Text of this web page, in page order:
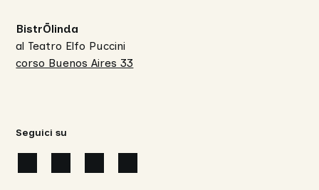
BistrŌlinda
al Teatro Elfo Puccini
corso Buenos Aires 33
Seguici su